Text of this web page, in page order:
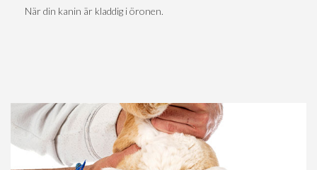
När din kanin är kladdig i öronen.